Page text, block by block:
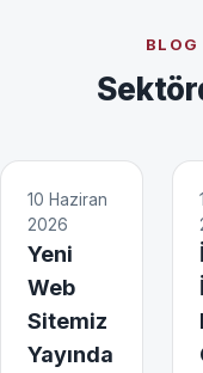
10 Haziran
2026
Yeni
Web
Sitemiz
Yayında